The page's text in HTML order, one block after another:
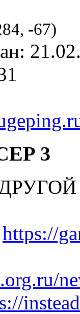
, -67)
3
https://